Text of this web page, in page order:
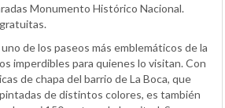
Monumento Histórico Nacional.
de los paseos más emblemáticos de la
imperdibles para quienes lo visitan. Con
de chapa del barrio de La Boca, que
de distintos colores, es también